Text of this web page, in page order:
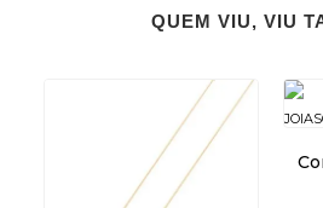
QUEM VIU, VIU